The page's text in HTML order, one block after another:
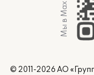
Мы в Max
© 2011-2026 АО